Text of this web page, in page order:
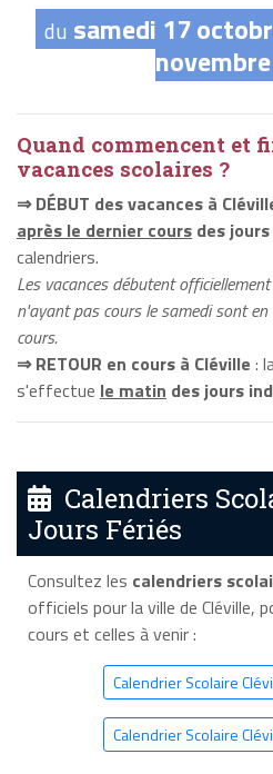
du samedi 17
Quand commencent et
vacances scolaires ?
⇒ DÉBUT des vacances à
après le dernier cours des
calendriers.
Les vacances débutent
n'ayant pas cours le samedi sont
cours.
⇒ RETOUR en cours à Cléville :
s'effectue le matin des jours
Calendriers
Jours Fériés
Consultez les calendriers
officiels pour la ville de Cléville,
cours et celles à venir :
Calendrier Scolaire
Calendrier Scolaire